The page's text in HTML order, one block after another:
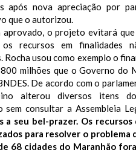
após nova apreciação por
que o autorizou.
aprovado, o projeto evitará
os recursos em finalidades
Rocha usou como exemplo o
milhões que o Governo do
De acordo com o
alterou diversos itens
sem consultar a Assembleia
a seu bel-prazer. Os
para resolver o problema
68 cidades do Maranhão